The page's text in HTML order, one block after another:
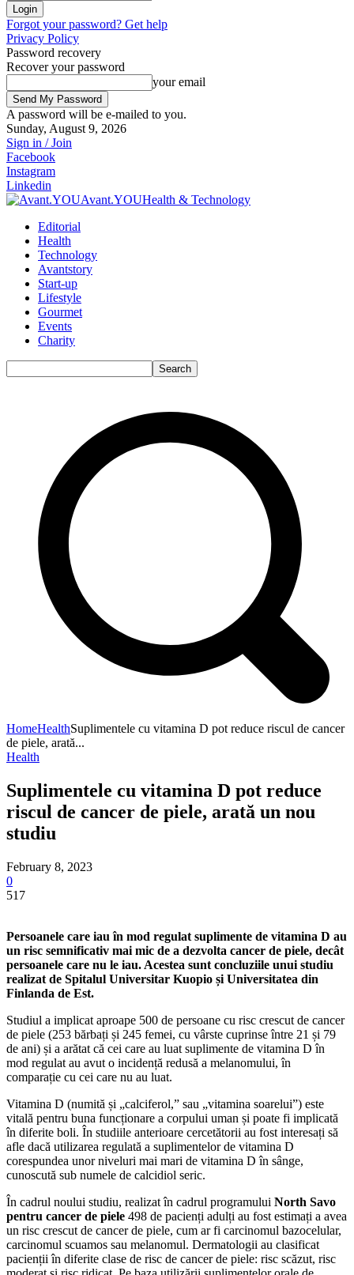
Forgot your password? Get help
Privacy Policy
Password recovery
Recover your password
your email
A password will be e-mailed to you.
Sunday, August 9, 2026
Sign in / Join
Facebook
Instagram
Linkedin
Avant.YOUHealth & Technology
Editorial
Health
Technology
Avantstory
Start-up
Lifestyle
Gourmet
Events
Charity
Search
HomeHealthSuplimentele cu vitamina D pot reduce riscul de cancer
de piele, arată...
Health
Suplimentele cu vitamina D pot reduce
riscul de cancer de piele, arată un nou
studiu
February 8, 2023
0
517
Persoanele care iau în mod regulat suplimente de vitamina D au
un risc semnificativ mai mic de a dezvolta cancer de piele, decât
persoanele care nu le iau. Acestea sunt concluziile unui studiu
realizat de Spitalul Universitar Kuopio și Universitatea din
Finlanda de Est.
Studiul a implicat aproape 500 de persoane cu risc crescut de cancer
de piele (253 bărbați și 245 femei, cu vârste cuprinse între 21 și 79
de ani) și a arătat că cei care au luat suplimente de vitamina D în
mod regulat au avut o incidență redusă a melanomului, în
comparație cu cei care nu au luat.
Vitamina D (numită și „calciferol,” sau „vitamina soarelui”) este
vitală pentru buna funcționare a corpului uman și poate fi implicată
în diferite boli. În studiile anterioare cercetătorii au fost interesați să
afle dacă utilizarea regulată a suplimentelor de vitamina D
corespundea unor niveluri mai mari de vitamina D în sânge,
cunoscută sub numele de calcidiol seric.
În cadrul noului studiu, realizat în cadrul programului North Savo
pentru cancer de piele 498 de pacienți adulți au fost estimați a avea
un risc crescut de cancer de piele, cum ar fi carcinomul bazocelular,
carcinomul scuamos sau melanomul. Dermatologii au clasificat
pacienții în diferite clase de risc de cancer de piele: risc scăzut, risc